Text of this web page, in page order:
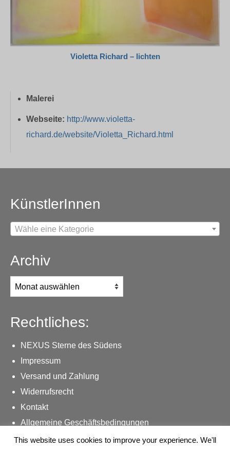
Violetta Richard – lichten
Malerei
Webseite: http://www.violetta-
richard.de/website/Violetta_Richard.html
KünstlerInnen
Wähle eine Kategorie
Archiv
Archiv
Rechtliches:
NEXUS Sterne des Südens
Impressum
Versand und Zahlung
Widerrufsrecht
Kontakt
Allgemeine Geschäftsbedingungen
Datenschutzerklärung
This website uses cookies to improve your experience. We'll